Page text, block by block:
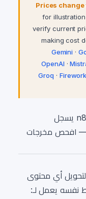
for
verify current
making cost
Gemini ·
OpenAI·
Groq ·
— افحص مخرجات
لتحويل أي محتوى
نفسه يعمل لـ: